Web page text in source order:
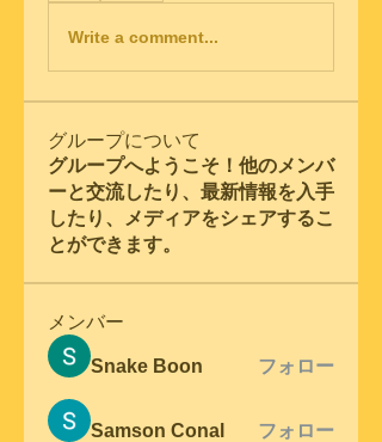
Write a comment...
グループについて
グループへようこそ！他のメンバ
ーと交流したり、最新情報を入手
したり、メディアをシェアするこ
とができます。
メンバー
Snake Boon フォロー
Samson Conal フォロー